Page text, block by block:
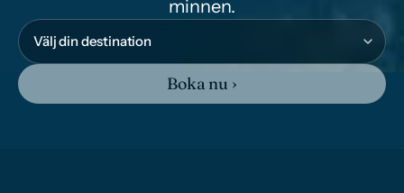
minnen.
Boka nu ›